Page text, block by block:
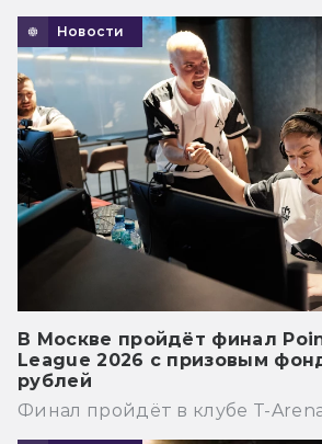
Новости
В Москве пройдёт финал
League 2026 с призовым
рублей
Финал пройдёт в клубе T-